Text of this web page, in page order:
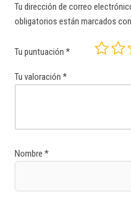
Tu dirección de correo
obligatorios están marcados con
Tu puntuación *
Tu valoración *
Nombre *